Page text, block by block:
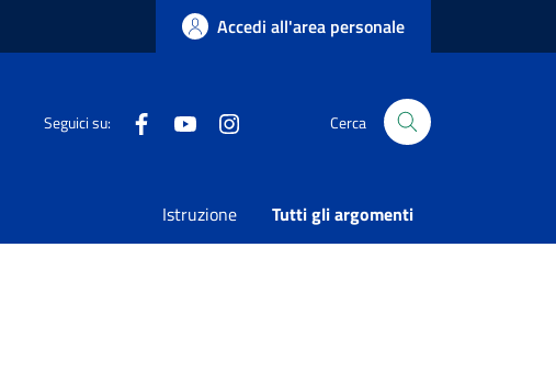
Accedi all'area personale
Seguici su: FacebookYoutube Cerca
Istruzione Tutti gli argomenti